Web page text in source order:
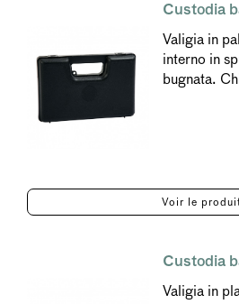
Custodia
Valigia in
interno in
bugnata.
Voir le
Custodia
Valigia in